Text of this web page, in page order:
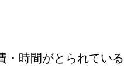
・時間がとられている